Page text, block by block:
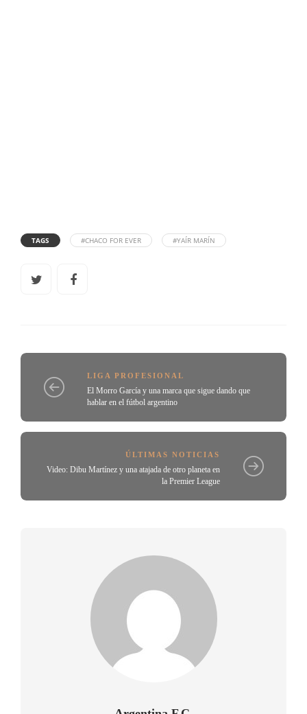
TAGS #CHACO FOR EVER #YAÍR MARÍN
LIGA PROFESIONAL
El Morro García y una marca que sigue dando que
hablar en el fútbol argentino
ÚLTIMAS NOTICIAS
Video: Dibu Martínez y una atajada de otro planeta en
la Premier League